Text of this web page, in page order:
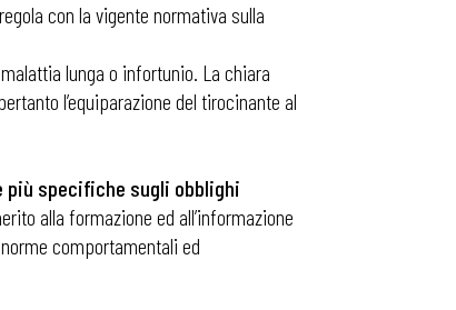
con la vigente normativa sulla
lunga o infortunio. La chiara
l’equiparazione del tirocinante al
più specifiche sugli obblighi
alla formazione ed all’informazione
comportamentali ed